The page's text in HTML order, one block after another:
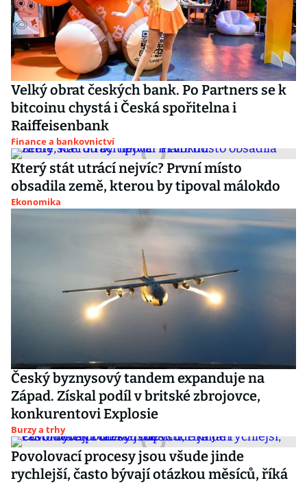
Velký obrat českých bank. Po Partners se k
bitcoinu chystá i Česká spořitelna i
Raiffeisenbank
Finance a bankovnictví
Který stát utrácí nejvíc? První místo
obsadila země, kterou by tipoval málokdo
Ekonomika
Český byznysový tandem expanduje na
Západ. Získal podíl v britské zbrojovce,
konkurentovi Explosie
Burzy a trhy
Povolovací procesy jsou všude jinde
rychlejší, často bývají otázkou měsíců, říká